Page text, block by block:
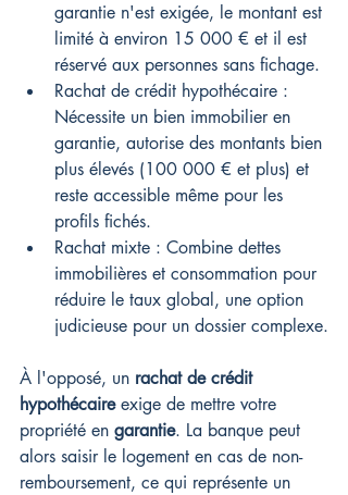
garantie n'est exigée, le montant est
limité à environ 15 000 € et il est
réservé aux personnes sans fichage.
Rachat de crédit hypothécaire :
Nécessite un bien immobilier en
garantie, autorise des montants bien
plus élevés (100 000 € et plus) et
reste accessible même pour les
profils fichés.
Rachat mixte : Combine dettes
immobilières et consommation pour
réduire le taux global, une option
judicieuse pour un dossier complexe.
À l'opposé, un rachat de crédit
hypothécaire exige de mettre votre
propriété en garantie. La banque peut
alors saisir le logement en cas de non-
remboursement, ce qui représente un